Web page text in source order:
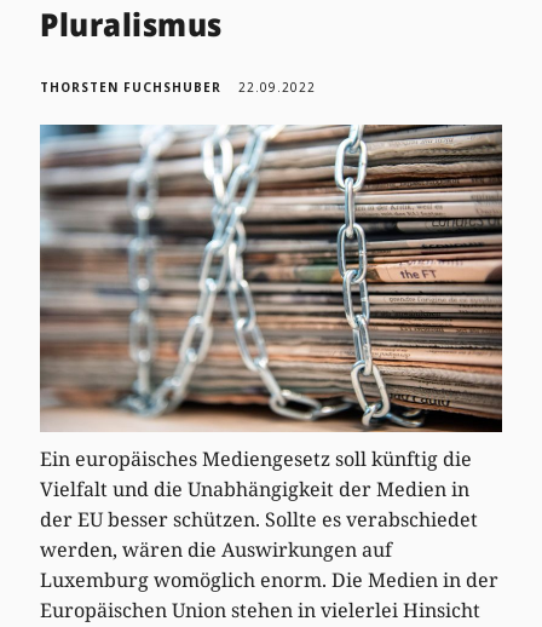
Pluralismus
THORSTEN FUCHSHUBER 22.09.2022
Ein europäisches Mediengesetz soll künftig die
Vielfalt und die Unabhängigkeit der Medien in
der EU besser schützen. Sollte es verabschiedet
werden, wären die Auswirkungen auf
Luxemburg womöglich enorm. Die Medien in der
Europäischen Union stehen in vielerlei Hinsicht